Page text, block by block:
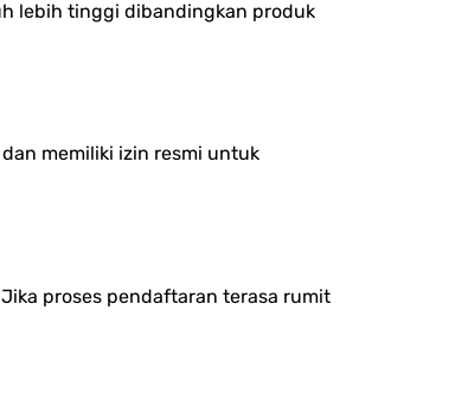
lebih tinggi dibandingkan produk
memiliki izin resmi untuk
proses pendaftaran terasa rumit